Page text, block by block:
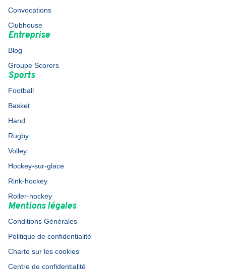
Convocations
Clubhouse
Entreprise
Blog
Groupe Scorers
Sports
Football
Basket
Hand
Rugby
Volley
Hockey-sur-glace
Rink-hockey
Roller-hockey
Mentions légales
Conditions Générales
Politique de confidentialité
Charte sur les cookies
Centre de confidentialité